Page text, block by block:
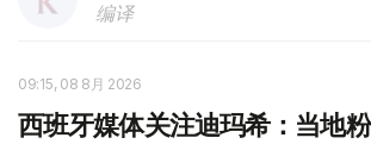
编译
09:15, 08 8月 2026
西班牙媒体关注迪玛希：当地